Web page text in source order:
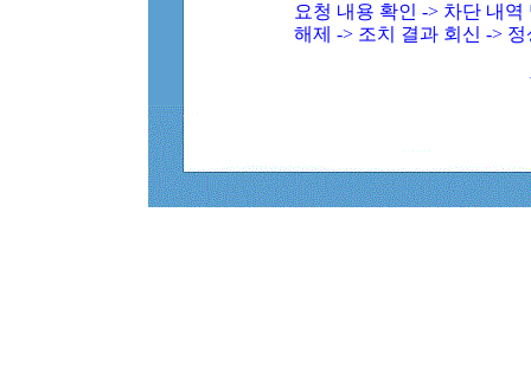
요청 내용 확인 -> 차단 내
해제 -> 조치 결과 회신 ->